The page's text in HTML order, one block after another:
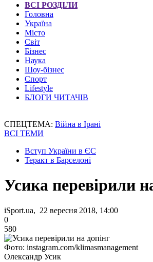
ВСІ РОЗДІЛИ
Головна
Україна
Місто
Світ
Бізнес
Наука
Шоу-бізнес
Спорт
Lifestyle
БЛОГИ ЧИТАЧІВ
СПЕЦТЕМА: Війна в Ірані
ВСІ ТЕМИ
Вступ України в ЄС
Теракт в Барселоні
Усика перевірили
iSport.ua, 22 вересня 2018, 14:00
0
580
Фото: instagram.com/klimasmanagement
Олександр Усик